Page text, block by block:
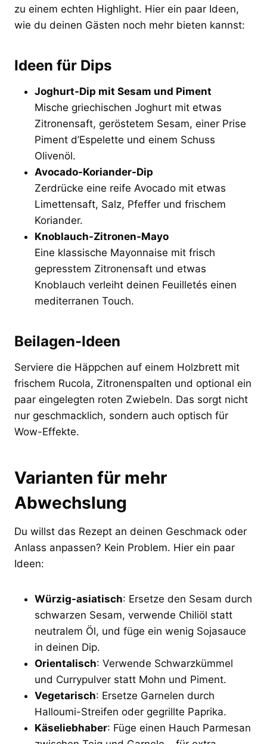
zu einem echten Highlight. Hier ein paar Ideen,
wie du deinen Gästen noch mehr bieten kannst:
Ideen für Dips
Joghurt-Dip mit Sesam und Piment
Mische griechischen Joghurt mit etwas
Zitronensaft, geröstetem Sesam, einer Prise
Piment d’Espelette und einem Schuss
Olivenöl.
Avocado-Koriander-Dip
Zerdrücke eine reife Avocado mit etwas
Limettensaft, Salz, Pfeffer und frischem
Koriander.
Knoblauch-Zitronen-Mayo
Eine klassische Mayonnaise mit frisch
gepresstem Zitronensaft und etwas
Knoblauch verleiht deinen Feuilletés einen
mediterranen Touch.
Beilagen-Ideen
Serviere die Häppchen auf einem Holzbrett mit
frischem Rucola, Zitronenspalten und optional ein
paar eingelegten roten Zwiebeln. Das sorgt nicht
nur geschmacklich, sondern auch optisch für
Wow-Effekte.
Varianten für mehr
Abwechslung
Du willst das Rezept an deinen Geschmack oder
Anlass anpassen? Kein Problem. Hier ein paar
Ideen:
Würzig-asiatisch: Ersetze den Sesam durch
schwarzen Sesam, verwende Chiliöl statt
neutralem Öl, und füge ein wenig Sojasauce
in deinen Dip.
Orientalisch: Verwende Schwarzkümmel
und Currypulver statt Mohn und Piment.
Vegetarisch: Ersetze Garnelen durch
Halloumi-Streifen oder gegrillte Paprika.
Käseliebhaber: Füge einen Hauch Parmesan